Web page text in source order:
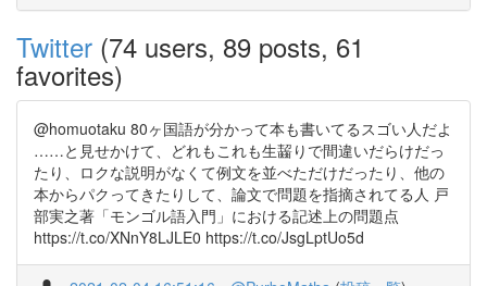
Twitter (74 users, 89 posts, 61
favorites)
@homuotaku 80ヶ国語が分かって本も書いてるスゴい人だよ
……と見せかけて、どれもこれも生齧りで間違いだらけだっ
たり、ロクな説明がなくて例文を並べただけだったり、他の
本からパクってきたりして、論文で問題を指摘されてる人 戸
部実之著「モンゴル語入門」における記述上の問題点
https://t.co/XNnY8LJLE0 https://t.co/JsgLptUo5d